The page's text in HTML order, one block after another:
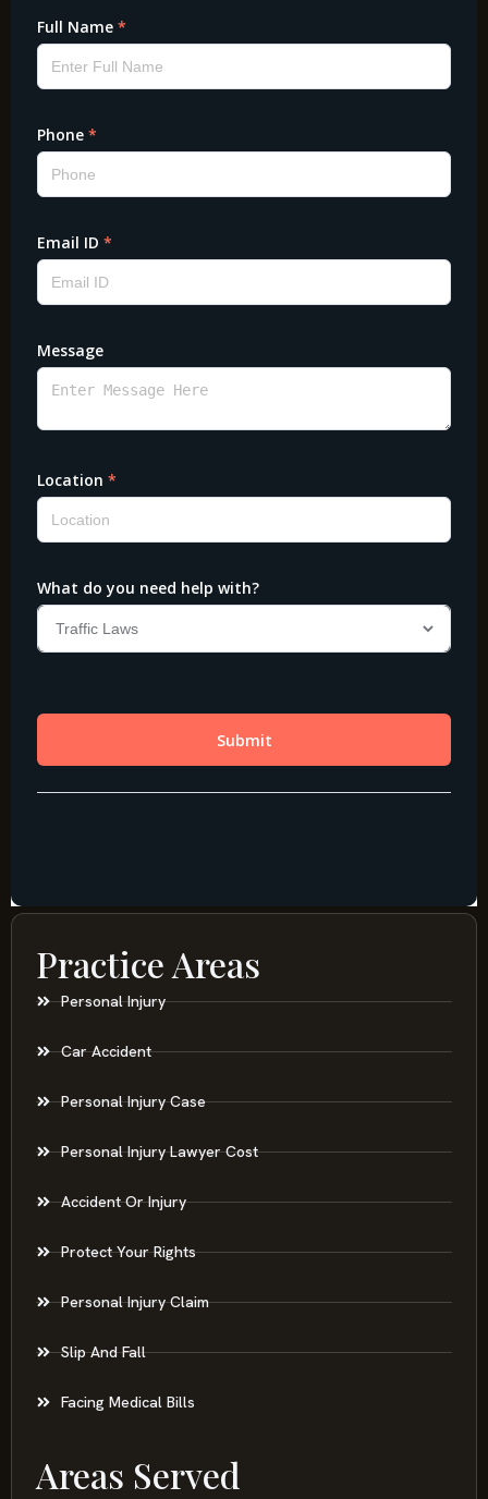
Practice Areas
Personal Injury
Car Accident
Personal Injury Case
Personal Injury Lawyer Cost
Accident Or Injury
Protect Your Rights
Personal Injury Claim
Slip And Fall
Facing Medical Bills
Areas Served